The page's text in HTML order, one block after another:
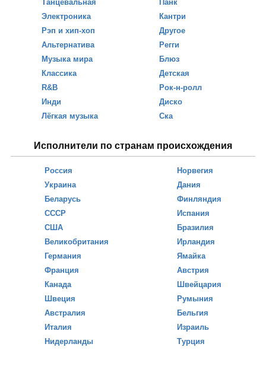
Танцевальная
Электроника
Рэп и хип-хоп
Альтернатива
Музыка мира
Классика
R&B
Инди
Лёгкая музыка
Панк
Кантри
Другое
Регги
Блюз
Детская
Рок-н-ролл
Диско
Ска
Исполнители по странам происхождения
Россия
Украина
Беларусь
СССР
США
Великобритания
Германия
Франция
Канада
Швеция
Австралия
Италия
Нидерланды
Норвегия
Дания
Финляндия
Испания
Бразилия
Ирландия
Ямайка
Австрия
Швейцария
Румыния
Бельгия
Израиль
Турция